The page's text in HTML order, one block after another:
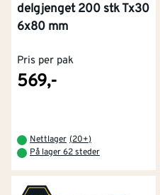
delgjenget 200 stk Tx30
6x80 mm
Pris per pak
569,-
Nettlager (20+)
På lager 62 steder